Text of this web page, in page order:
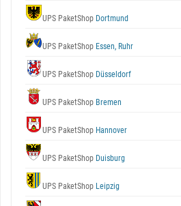
UPS PaketShop Dortmund
UPS PaketShop Essen, Ruhr
UPS PaketShop Düsseldorf
UPS PaketShop Bremen
UPS PaketShop Hannover
UPS PaketShop Duisburg
UPS PaketShop Leipzig